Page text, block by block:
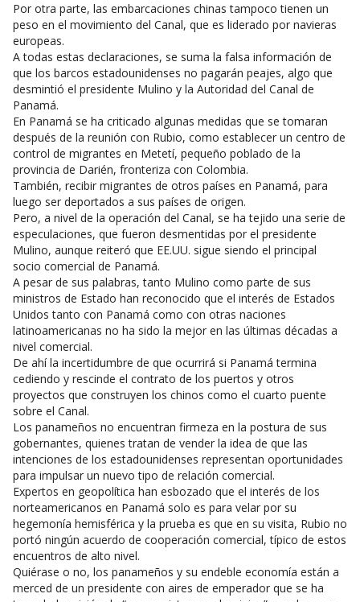
Por otra parte, las embarcaciones chinas tampoco tienen un
peso en el movimiento del Canal, que es liderado por navieras
europeas.
A todas estas declaraciones, se suma la falsa información de
que los barcos estadounidenses no pagarán peajes, algo que
desmintió el presidente Mulino y la Autoridad del Canal de
Panamá.
En Panamá se ha criticado algunas medidas que se tomaran
después de la reunión con Rubio, como establecer un centro de
control de migrantes en Metetí, pequeño poblado de la
provincia de Darién, fronteriza con Colombia.
También, recibir migrantes de otros países en Panamá, para
luego ser deportados a sus países de origen.
Pero, a nivel de la operación del Canal, se ha tejido una serie de
especulaciones, que fueron desmentidas por el presidente
Mulino, aunque reiteró que EE.UU. sigue siendo el principal
socio comercial de Panamá.
A pesar de sus palabras, tanto Mulino como parte de sus
ministros de Estado han reconocido que el interés de Estados
Unidos tanto con Panamá como con otras naciones
latinoamericanas no ha sido la mejor en las últimas décadas a
nivel comercial.
De ahí la incertidumbre de que ocurrirá si Panamá termina
cediendo y rescinde el contrato de los puertos y otros
proyectos que construyen los chinos como el cuarto puente
sobre el Canal.
Los panameños no encuentran firmeza en la postura de sus
gobernantes, quienes tratan de vender la idea de que las
intenciones de los estadounidenses representan oportunidades
para impulsar un nuevo tipo de relación comercial.
Expertos en geopolítica han esbozado que el interés de los
norteamericanos en Panamá solo es para velar por su
hegemonía hemisférica y la prueba es que en su visita, Rubio no
portó ningún acuerdo de cooperación comercial, típico de estos
encuentros de alto nivel.
Quiérase o no, los panameños y su endeble economía están a
merced de un presidente con aires de emperador que se ha